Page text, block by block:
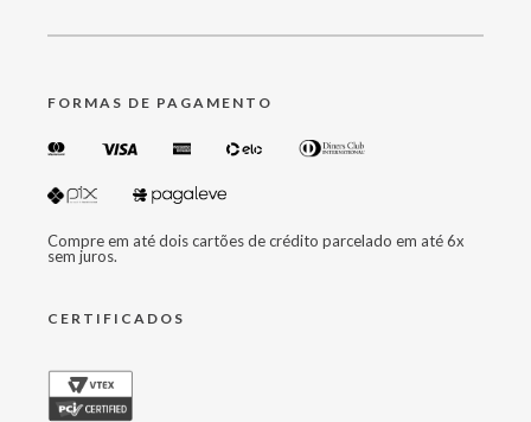
FORMAS DE PAGAMENTO
Compre em até dois cartões de crédito parcelado em até 6x
sem juros.
CERTIFICADOS